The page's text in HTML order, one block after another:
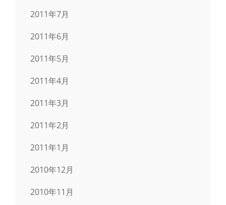
2011年7月
2011年6月
2011年5月
2011年4月
2011年3月
2011年2月
2011年1月
2010年12月
2010年11月